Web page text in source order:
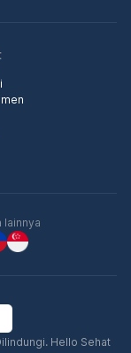
lainnya
Hello Sehat